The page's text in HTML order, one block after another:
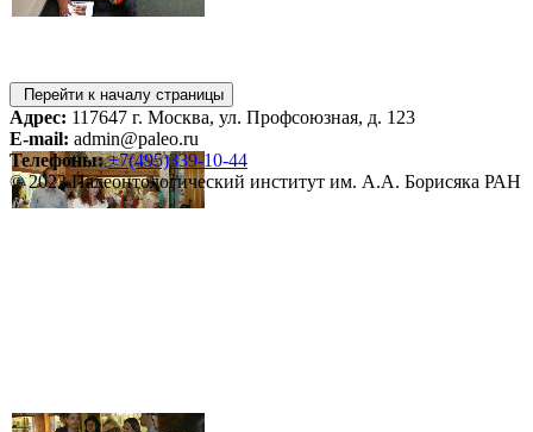
Перейти к началу страницы
Адрес: 117647 г. Москва, ул. Профсоюзная, д. 123
E-mail: admin@paleo.ru
Телефоны: +7(495)339-10-44
© 2023 Палеонтологический институт им. А.А. Борисяка РАН